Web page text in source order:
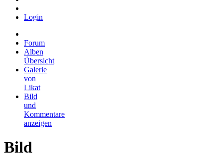
Login
Forum
Alben
Übersicht
Galerie
von
Likat
Bild
und
Kommentare
anzeigen
Bild